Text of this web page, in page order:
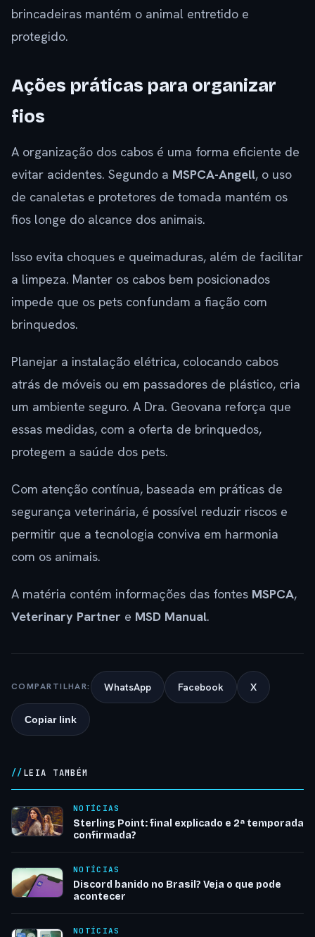
brincadeiras mantém o animal entretido e
protegido.
Ações práticas para organizar
fios
A organização dos cabos é uma forma eficiente de
evitar acidentes. Segundo a MSPCA-Angell, o uso
de canaletas e protetores de tomada mantém os
fios longe do alcance dos animais.
Isso evita choques e queimaduras, além de facilitar
a limpeza. Manter os cabos bem posicionados
impede que os pets confundam a fiação com
brinquedos.
Planejar a instalação elétrica, colocando cabos
atrás de móveis ou em passadores de plástico, cria
um ambiente seguro. A Dra. Geovana reforça que
essas medidas, com a oferta de brinquedos,
protegem a saúde dos pets.
Com atenção contínua, baseada em práticas de
segurança veterinária, é possível reduzir riscos e
permitir que a tecnologia conviva em harmonia
com os animais.
A matéria contém informações das fontes MSPCA,
Veterinary Partner e MSD Manual.
COMPARTILHAR: WhatsApp Facebook X
Copiar link
LEIA TAMBÉM
NOTÍCIAS
Sterling Point: final explicado e 2ª temporada
confirmada?
NOTÍCIAS
Discord banido no Brasil? Veja o que pode
acontecer
NOTÍCIAS